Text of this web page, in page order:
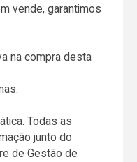
vende, garantimos
na compra desta
Todas as
junto do
de Gestão de